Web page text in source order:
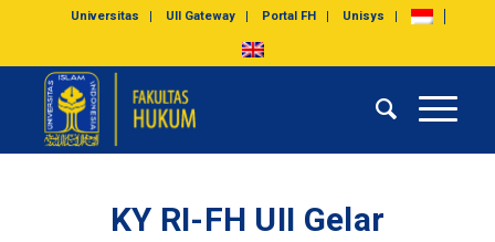
Universitas UII Gateway Portal FH Unisys
KY RI-FH UII Gelar